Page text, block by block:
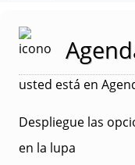
usted está en
Despliegue las
en la lupa